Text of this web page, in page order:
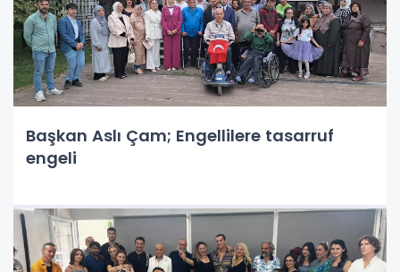
Başkan Aslı Çam; Engellilere tasarruf
engeli